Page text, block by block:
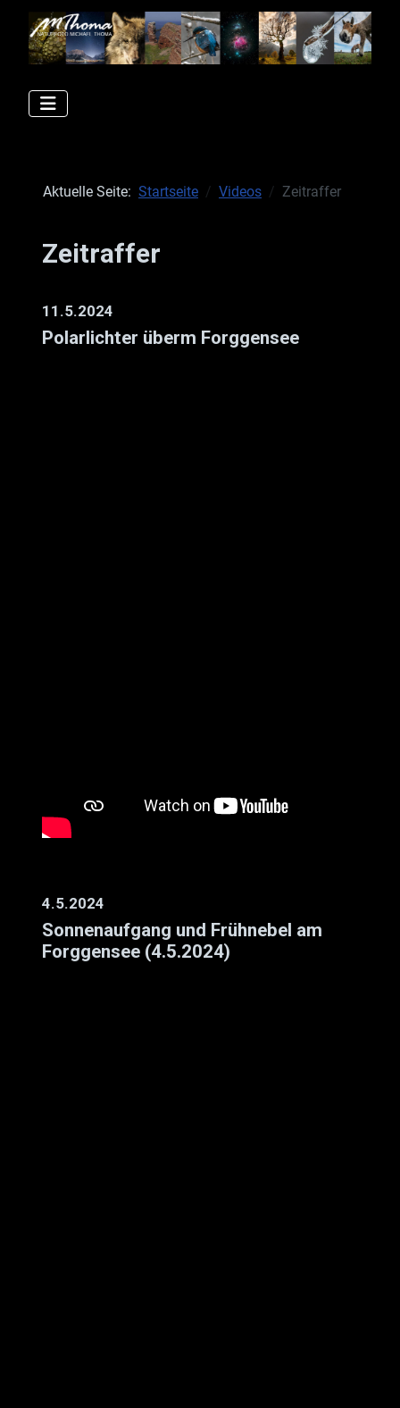
Aktuelle Seite: Startseite Videos Zeitraffer
Zeitraffer
11.5.2024
Polarlichter überm Forggensee
4.5.2024
Sonnenaufgang und Frühnebel am
Forggensee (4.5.2024)